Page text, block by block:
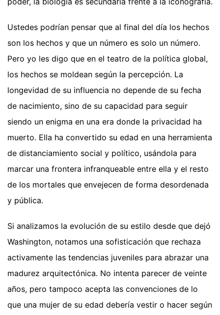
Ustedes podrían pensar que al final del día los hechos
son los hechos y que un número es solo un número.
Pero yo les digo que en el teatro de la política global,
los hechos se moldean según la percepción. La
longevidad de su influencia no depende de su fecha
de nacimiento, sino de su capacidad para seguir
siendo un enigma en una era donde la privacidad ha
muerto. Ella ha convertido su edad en una herramienta
de distanciamiento social y político, usándola para
marcar una frontera infranqueable entre ella y el resto
de los mortales que envejecen de forma desordenada
y pública.
Si analizamos la evolución de su estilo desde que dejó
Washington, notamos una sofisticación que rechaza
activamente las tendencias juveniles para abrazar una
madurez arquitectónica. No intenta parecer de veinte
años, pero tampoco acepta las convenciones de lo
que una mujer de su edad debería vestir o hacer según